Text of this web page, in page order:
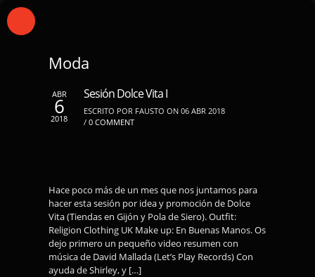
Moda
ABR
6
2018
Sesión Dolce Vita I
ESCRITO POR FAUSTO ON 06 ABR 2018
/ 0 COMMENT
Hace poco más de un mes que nos juntamos para
hacer esta sesión por idea y promoción de Dolce
Vita (Tiendas en Gijón y Pola de Siero). Outfit:
Religion Clothing UK Make up: En Buenas Manos. Os
dejo primero un pequeño video resumen con
música de David Mallada (Let’s Play Records) Con
ayuda de Shirley, y […]